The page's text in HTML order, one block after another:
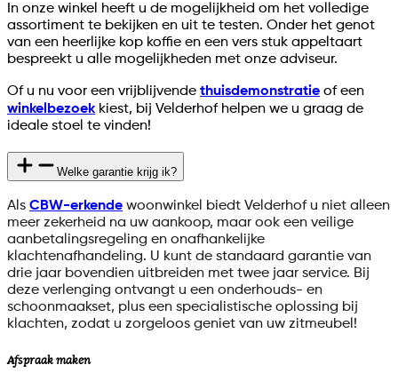
In onze winkel heeft u de mogelijkheid om het volledige
assortiment te bekijken en uit te testen. Onder het genot
van een heerlijke kop koffie en een vers stuk appeltaart
bespreekt u alle mogelijkheden met onze adviseur.
Of u nu voor een vrijblijvende thuisdemonstratie of een
winkelbezoek kiest, bij Velderhof helpen we u graag de
ideale stoel te vinden!
Welke garantie krijg ik?
Als CBW-erkende woonwinkel biedt Velderhof u niet alleen
meer zekerheid na uw aankoop, maar ook een veilige
aanbetalingsregeling en onafhankelijke
klachtenafhandeling. U kunt de standaard garantie van
drie jaar bovendien uitbreiden met twee jaar service. Bij
deze verlenging ontvangt u een onderhouds- en
schoonmaakset, plus een specialistische oplossing bij
klachten, zodat u zorgeloos geniet van uw zitmeubel!
Afspraak maken